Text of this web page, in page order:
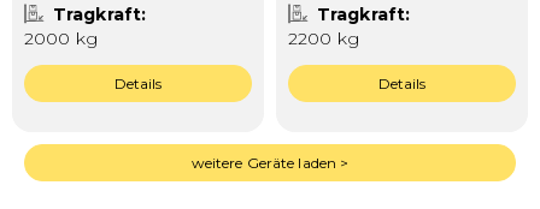
Tragkraft
2000 kg
Details
Tragkraft
2200 kg
Details
weitere Geräte laden >